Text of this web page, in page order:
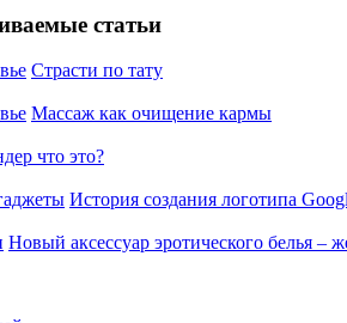
статьи
Страсти по тату
Массаж как очищение кармы
что это?
История создания логотипа
Новый аксессуар эротического белья –